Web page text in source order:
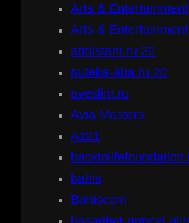
Arts &
Arts &
attdistant.ru 20
auteka-aba.ru 20
aveslim.ru
Avia Masters
Az21
bahis
Bahiscom